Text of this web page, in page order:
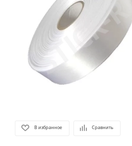
В избранное Сравнить